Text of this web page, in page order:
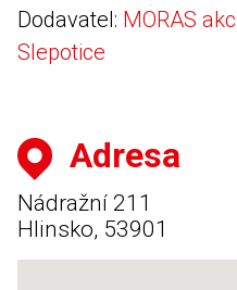
Dodavatel: MORAS
Slepotice
Adresa
Nádražní 211
Hlinsko, 53901